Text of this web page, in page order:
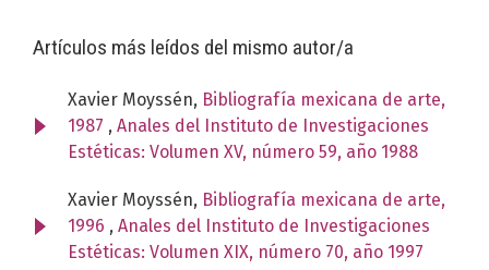
Artículos más leídos del mismo autor/a
Xavier Moyssén, Bibliografía mexicana de arte,
1987 , Anales del Instituto de Investigaciones
Estéticas: Volumen XV, número 59, año 1988
Xavier Moyssén, Bibliografía mexicana de arte,
1996 , Anales del Instituto de Investigaciones
Estéticas: Volumen XIX, número 70, año 1997